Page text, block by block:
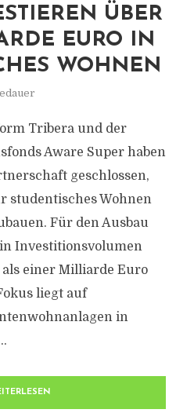
ÜBER
EURO IN
WOHNEN
Tribera und der
Aware Super haben
geschlossen,
studentisches Wohnen
Für den Ausbau
Investitionsvolumen
einer Milliarde Euro
liegt auf
in